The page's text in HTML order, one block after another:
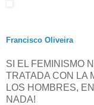
Francisco Oliveira
SI EL FEMINISMO
TRATADA CON LA
LOS HOMBRES,
NADA!